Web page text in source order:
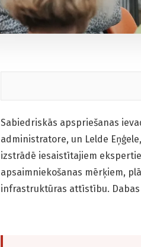
Sabiedriskās apspriešanas
administratore, un Lelde
izstrādē iesaistītajiem
apsaimniekošanas mērķiem,
infrastruktūras attīstību. Dabas